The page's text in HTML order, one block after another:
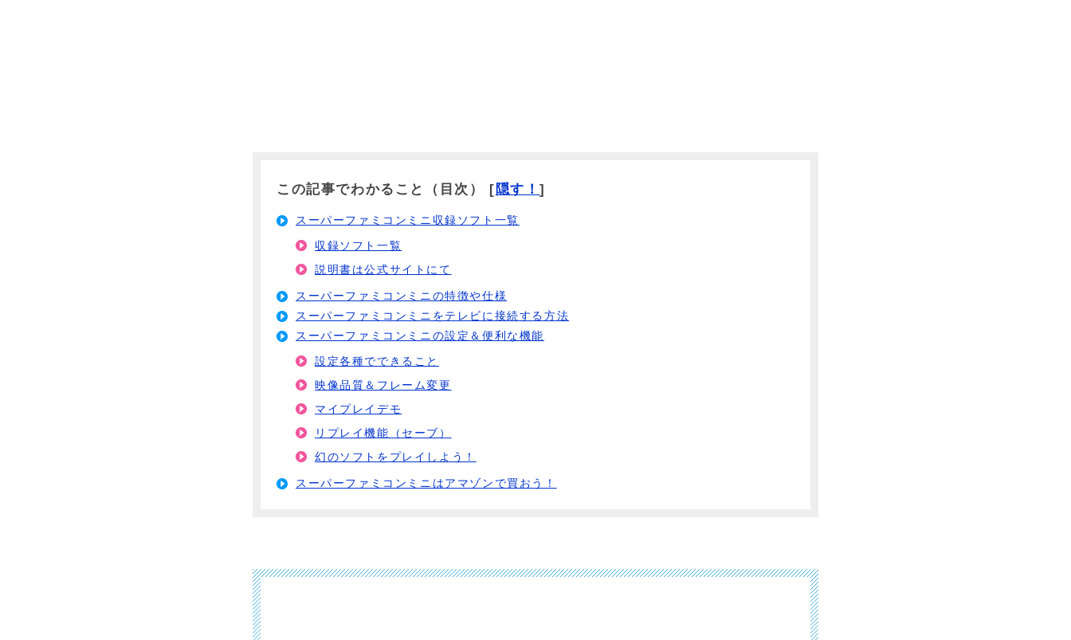
この記事でわかること（目次） [ 隠す！]
スーパーファミコンミニ収録ソフト一覧
収録ソフト一覧
説明書は公式サイトにて
スーパーファミコンミニの特徴や仕様
スーパーファミコンミニをテレビに接続する方法
スーパーファミコンミニの設定＆便利な機能
設定各種でできること
映像品質＆フレーム変更
マイプレイデモ
リプレイ機能（セーブ）
幻のソフトをプレイしよう！
スーパーファミコンミニはアマゾンで買おう！